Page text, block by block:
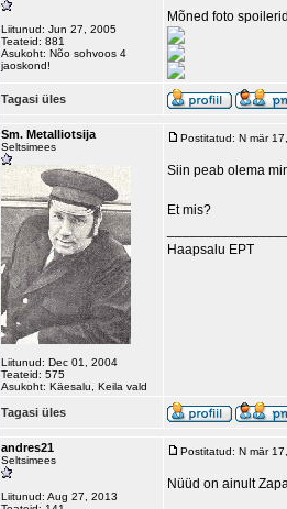
Liitunud: Jun 27, 2005
Teateid: 881
Asukoht: Nõo sohvoos 4
jaoskond!
Mõned foto
Tagasi üles
Sm. Metalliotsija
Seltsimees
Liitunud: Dec 01, 2004
Teateid: 575
Asukoht: Käesalu, Keila vald
Postitatud: N mär
Siin peab olema
Et mis?
Haapsalu EPT
Tagasi üles
andres21
Seltsimees
Liitunud: Aug 27, 2013
Postitatud: N mär
Nüüd on ainult